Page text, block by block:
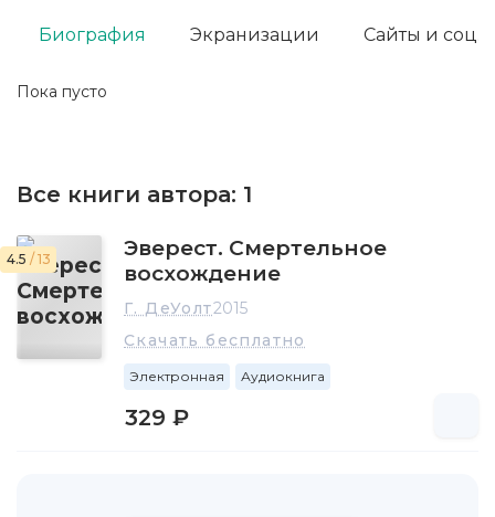
Пока пусто
Биография Экранизации Сайты и соц.
Все книги автора: 1
4.5 / 13
Эверест. Смертельное
восхождение
Г. ДеУолт2015
Скачать бесплатно
Электронная Аудиокнига
329 ₽